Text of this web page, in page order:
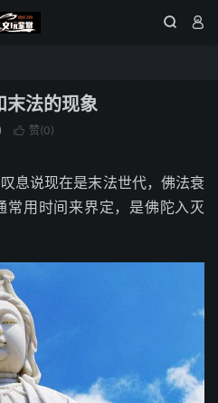
 
末法的现象
 赞(0)
说现在是末法世代，佛法衰
常用时间来界定，是佛陀入灭